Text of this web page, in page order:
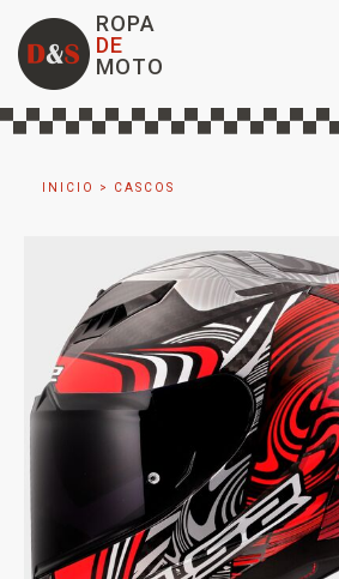
ROPA
DE
MOTO
INICIO > CASCOS